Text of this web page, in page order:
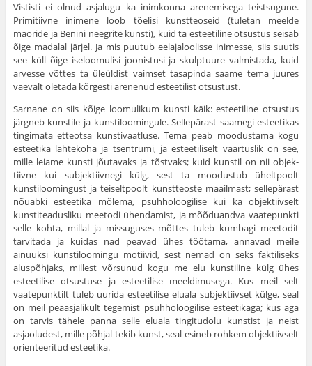
Vististi ei olnud asjalugu ka inimkonna arenemisega teistsugune.
Primitiivne inimene loob tõelisi kunstteoseid (tuletan meelde
maoride ja Benini neegrite kunsti), kuid ta esteetiline otsustus seisab
õige madalal järjel. Ja mis puutub eelajaloolisse inimesse, siis suutis
see küll õige iseloomulisi joonistusi ja skulptuure valmistada, kuid
arvesse võttes ta üleüldist vaimset tasapinda saame tema juures
vaevalt oletada kõrgesti arenenud esteetilist otsustust.
Sarnane on siis kõige loomulikum kunsti käik: esteeti­line otsustus
järgneb kunstile ja kunstiloomingule. Selle­pärast saamegi esteetikas
tingimata etteotsa kunstivaatluse. Tema peab moodustama kogu
esteetika lähtekoha ja tsent­rumi, ja esteetiliselt väärtuslik on see,
mille leiame kunsti jõutavaks ja tõstvaks; kuid kunstil on nii objek­
tiivne kui subjektiivnegi külg, sest ta moodustub ühelt­poolt
kunstiloomingust ja teiseltpoolt kunstteoste maailmast; sellepärast
nõuabki esteetika mõlema, psühholoogilise kui ka objektiivselt
kunstiteadusliku meetodi ühendamist, ja mõõ­duandva vaatepunkti
selle kohta, millal ja missuguses mõttes tuleb kumbagi meetodit
tarvitada ja kuidas nad peavad ühes töötama, annavad meile
ainuüksi kunstiloomingu motiivid, sest nemad on seks faktiliseks
aluspõhjaks, millest võrsunud kogu me elu kunstiline külg ühes
esteetilise otsustuse ja esteetilise meeldimusega. Kus meil selt
vaatepunktilt tuleb uurida esteetilise eluala subjektiivset külge, seal
on meil peaasjalikult tegemist psühholoogilise esteetikaga; kus aga
on tarvis tähele panna selle eluala tingitudolu kunstist ja neist
asjaoludest, mille põhjal tekib kunst, seal esineb rohkem objektiivselt
orienteeritud esteetika.